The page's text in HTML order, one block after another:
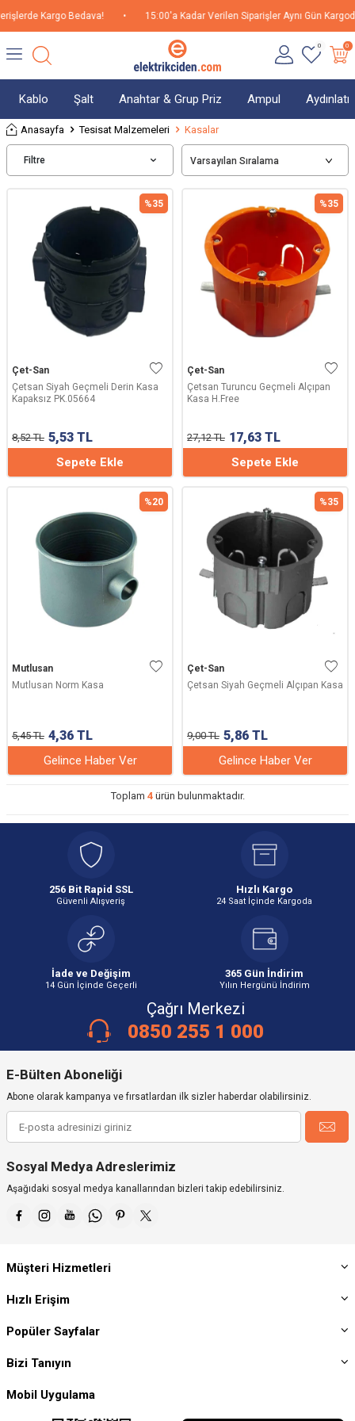
Kargo Bedava! 15:00'a Kadar Verilen Siparişler Aynı Gün Kargoda!
0 0
Kablo Şalt Anahtar & Grup Priz Ampul
Anasayfa Tesisat Malzemeleri Kasalar
Filtre
%35
Çet-San
Çetsan Siyah Geçmeli Derin Kasa
Kapaksız PK.05664
8,52TL 5,53 TL
Sepete Ekle
%35
Çet-San
Çetsan Turuncu Geçmeli Alçıpan
Kasa H.Free
27,12TL 17,63 TL
Sepete Ekle
%20
Mutlusan
Mutlusan Norm Kasa
5,45TL 4,36 TL
Gelince Haber Ver
%35
Çet-San
Çetsan Siyah Geçmeli Alçıpan Kasa
9,00TL 5,86 TL
Gelince Haber Ver
Toplam 4ürün bulunmaktadır.
256 Bit Rapid SSL
Güvenli Alışveriş
Hızlı Kargo
24 Saat İçinde Kargoda
İade ve Değişim
14 Gün İçinde Geçerli
365 Gün İndirim
Yılın Hergünü İndirim
Çağrı Merkezi
0850 255 1 000
E-Bülten Aboneliği
Abone olarak kampanya ve fırsatlardan ilk sizler haberdar olabilirsiniz.
Sosyal Medya Adreslerimiz
Aşağıdaki sosyal medya kanallarından bizleri takip edebilirsiniz.
Müşteri Hizmetleri
Hızlı Erişim
Popüler Sayfalar
Bizi Tanıyın
Mobil Uygulama